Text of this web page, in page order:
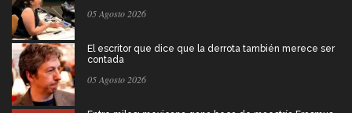
05 Agosto 2026
El escritor que dice que la derrota también merece ser
contada
05 Agosto 2026